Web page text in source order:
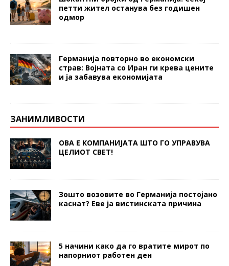
петти жител останува без годишен
одмор
Германија повторно во економски
страв: Војната со Иран ги крева цените
и ја забавува економијата
ЗАНИМЛИВОСТИ
ОВА Е КОМПАНИЈАТА ШТО ГО УПРАВУВА
ЦЕЛИОТ СВЕТ!
Зошто возовите во Германија постојано
каснат? Еве ја вистинската причина
5 начини како да го вратите мирот по
напорниот работен ден